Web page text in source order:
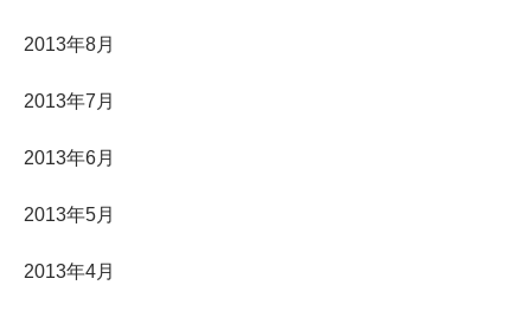
2013年8月
2013年7月
2013年6月
2013年5月
2013年4月